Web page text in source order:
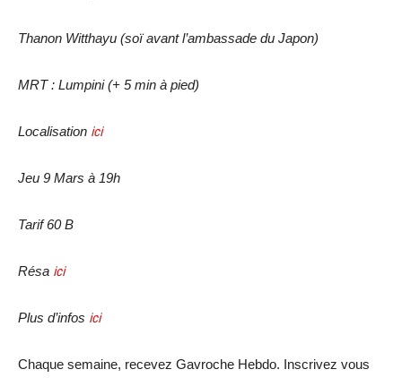
Thanon Witthayu (soï avant l’ambassade du Japon)
MRT : Lumpini (+ 5 min à pied)
Localisation ici
Jeu 9 Mars à 19h
Tarif 60 B
Résa ici
Plus d’infos ici
Chaque semaine, recevez Gavroche Hebdo. Inscrivez vous